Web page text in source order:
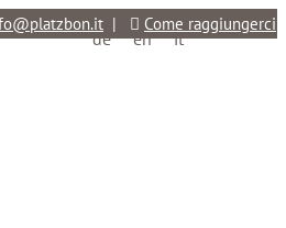
| Come raggiungerci
de en it